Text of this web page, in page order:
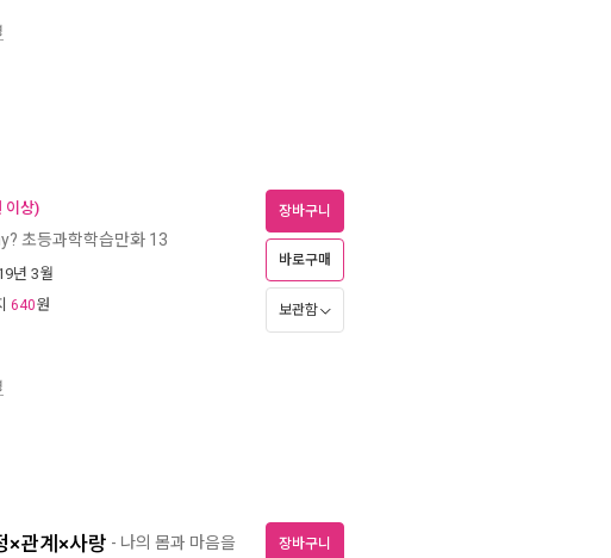
이상)
초등과학학습만화 13
년 3월
640원
장바구니
바로구매
보관함
×관계×사랑 - 나의 몸과 마음을 장바구니